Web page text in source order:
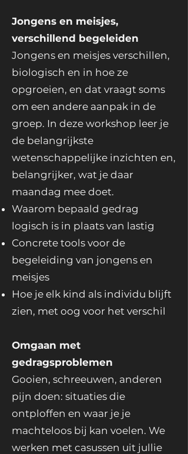
Jongens en meisjes,
verschillend begeleiden
Jongens en meisjes verschillen,
biologisch en in hoe ze
opgroeien, en dat vraagt soms
om een andere aanpak in de
groep. In deze workshop leer je
de belangrijkste
wetenschappelijke inzichten en,
belangrijker, wat je daar
maandag mee doet.
Waarom bepaald gedrag
logisch is in plaats van lastig
Concrete tools voor de
begeleiding van jongens en
meisjes
Hoe je elk kind als individu blijft
zien, met oog voor het verschil
Omgaan met
gedragsproblemen
Gooien, schreeuwen, anderen
pijn doen: situaties die
ontploffen en waar je je
machteloos bij kan voelen. We
werken met casussen uit jullie